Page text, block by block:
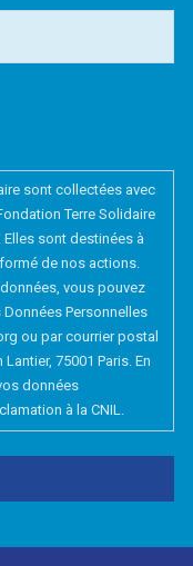
sont collectées avec
Terre Solidaire
sont destinées à
de nos actions.
vous pouvez
Personnelles
ou par courrier postal
75001 Paris. En
données
à la CNIL.